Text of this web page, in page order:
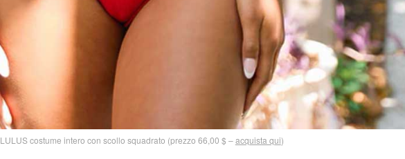
LULUS costume intero con scollo squadrato (prezzo 66,00 $ –acquista qui)